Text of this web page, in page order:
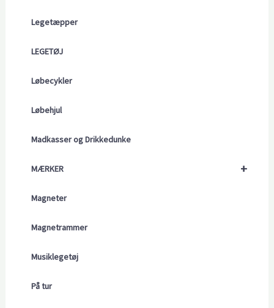
Legetæpper
LEGETØJ
Løbecykler
Løbehjul
Madkasser og Drikkedunke
+
MÆRKER
Magneter
Magnetrammer
Musiklegetøj
På tur